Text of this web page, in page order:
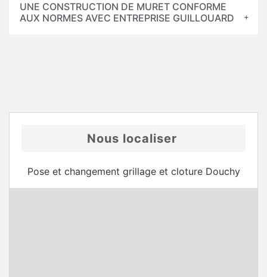
UNE CONSTRUCTION DE MURET CONFORME
AUX NORMES AVEC ENTREPRISE GUILLOUARD
Nous localiser
Pose et changement grillage et cloture Douchy